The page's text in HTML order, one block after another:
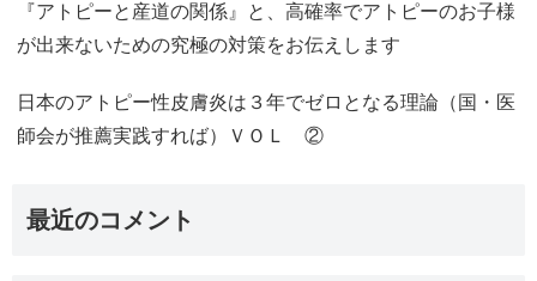
『アトピーと産道の関係』と、高確率でアトピーのお子様
が出来ないための究極の対策をお伝えします
日本のアトピー性皮膚炎は３年でゼロとなる理論（国・医
師会が推薦実践すれば）ＶＯＬ ②
最近のコメント